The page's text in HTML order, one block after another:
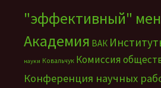
"эффективный"
Академия ВАК
науки Ковальчук Комиссия
Конференция научных